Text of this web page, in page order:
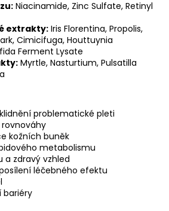
Niacinamide, Zinc Sulfate, Retinyl
extrakty: Iris Florentina, Propolis,
Cimicifuga, Houttuynia
Ferment Lysate
Myrtle, Nasturtium, Pulsatilla
problematické pleti
kožních buněk
metabolismu
a zdravý vzhled
léčebného efektu
bariéry